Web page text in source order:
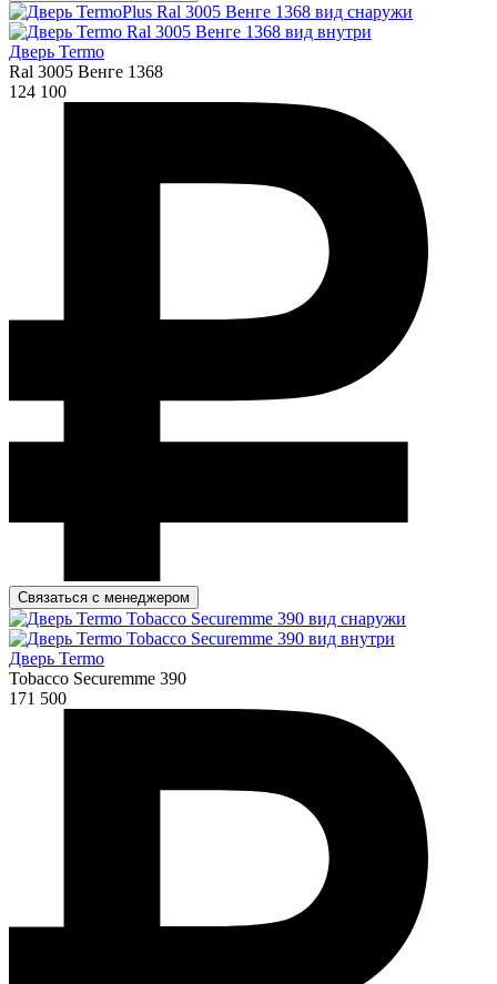
Дверь Termo
Ral 3005 Венге 1368
124 100
Связаться с менеджером
Дверь Termo
Tobacco Securemme 390
171 500